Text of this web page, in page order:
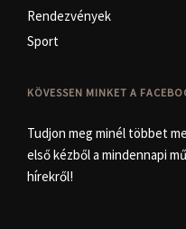
Rendezvények
Sport
KÖVESSEN MINKET A
Tudjon meg minél többet
első kézből a mindennapi
hírekről!